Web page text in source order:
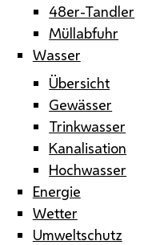
48er-Tandler
Müllabfuhr
Wasser
Übersicht
Gewässer
Trinkwasser
Kanalisation
Hochwasser
Energie
Wetter
Umweltschutz